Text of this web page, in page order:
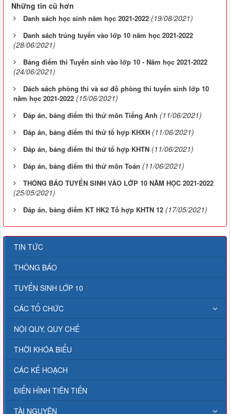
Những tin cũ hơn
Danh sách học sinh năm học 2021-2022 (19/08/2021)
Danh sách trúng tuyển vào lớp 10 năm học 2021-2022
(28/06/2021)
Bảng điểm thi Tuyển sinh vào lớp 10 - Năm học 2021-2022
(24/06/2021)
Dách sách phòng thi và sơ đồ phòng thi tuyển sinh lớp 10
năm học 2021-2022 (15/06/2021)
Đáp án, bảng điểm thi thử môn Tiếng Anh (11/06/2021)
Đáp án, bảng điểm thi thử tổ hợp KHXH (11/06/2021)
Đáp án, bảng điểm thi thử tổ hợp KHTN (11/06/2021)
Đáp án, bảng điểm thi thử môn Toán (11/06/2021)
THÔNG BÁO TUYỂN SINH VÀO LỚP 10 NĂM HỌC 2021-2022
(25/05/2021)
Đáp án, bảng điểm KT HK2 Tổ hợp KHTN 12 (17/05/2021)
TIN TỨC
THÔNG BÁO
TUYỂN SINH LỚP 10
CÁC TỔ CHỨC
NỘI QUY, QUY CHẾ
THỜI KHÓA BIỂU
CÁC KẾ HOẠCH
ĐIỂN HÌNH TIÊN TIẾN
TÀI NGUYÊN